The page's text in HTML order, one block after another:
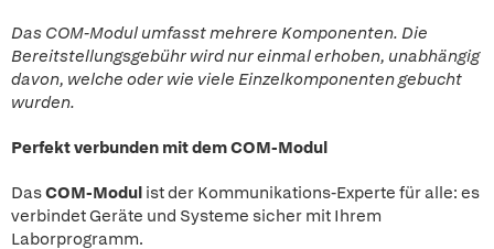
Das COM-Modul umfasst mehrere Komponenten. Die
Bereitstellungsgebühr wird nur einmal erhoben, unabhängig
davon, welche oder wie viele Einzelkomponenten gebucht
wurden.
Perfekt verbunden mit dem COM-Modul
DasCOM-Modul ist der Kommunikations-Experte für alle: es
verbindet Geräte und Systeme sicher mit Ihrem
Laborprogramm.